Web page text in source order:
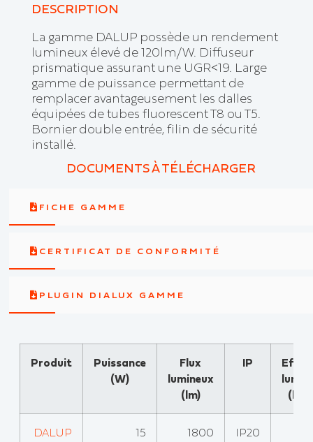
DESCRIPTION
La gamme DALUP possède un rendement
lumineux élevé de 120lm/W. Diffuseur
prismatique assurant une UGR<19. Large
gamme de puissance permettant de
remplacer avantageusement les dalles
équipées de tubes fluorescent T8 ou T5.
Bornier double entrée, filin de sécurité
installé.
DOCUMENTS À TÉLÉCHARGER
FICHE GAMME
CERTIFICAT DE CONFORMITÉ
PLUGIN DIALUX GAMME
Produit
Puissance
(W)
Flux
lumineux
(lm)
IP
(lm/
DALUP
15 1800 IP20